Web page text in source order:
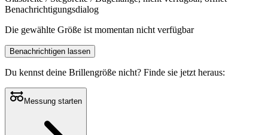
Benachrichtigungsdialog
Die gewählte Größe ist momentan nicht verfügbar
Benachrichtigen lassen
Du kennst deine Brillengröße nicht? Finde sie jetzt heraus:
Messung starten